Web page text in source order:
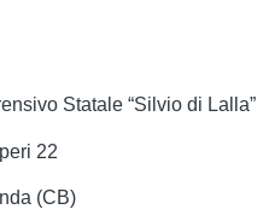
Statale “Silvio di Lalla”
22
(CB)